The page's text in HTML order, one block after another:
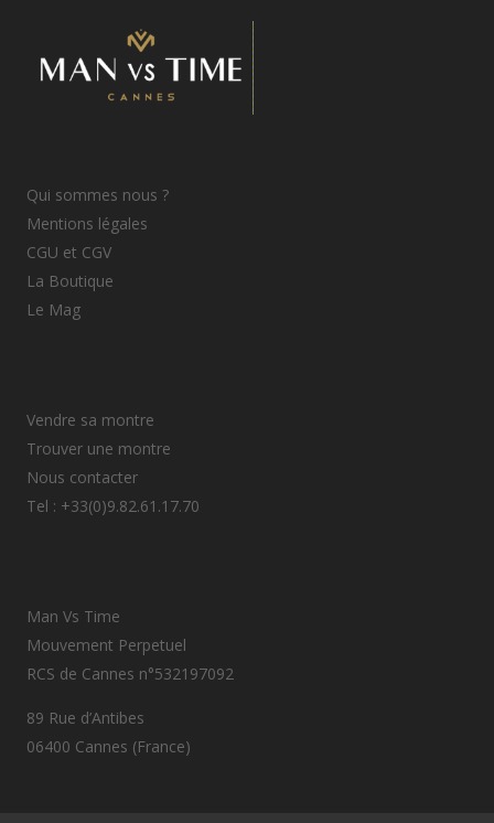
Qui sommes nous ?
Mentions légales
CGU et CGV
La Boutique
Le Mag
Vendre sa montre
Trouver une montre
Nous contacter
Tel : +33(0)9.82.61.17.70
Man Vs Time
Mouvement Perpetuel
RCS de Cannes n°532197092
89 Rue d’Antibes
06400 Cannes (France)